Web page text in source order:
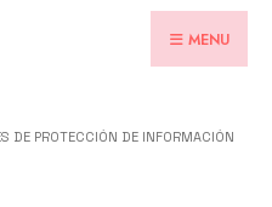
MENU
DE PROTECCIÓN DE INFORMACIÓN